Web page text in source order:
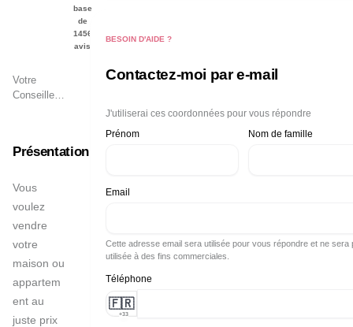
CLEMENT
base
de
1456
avis
Votre
Conseiller
Saint
Longchamp
Vallée de
La
Maurienne
Présentation
Vous
voulez
vendre
votre
maison ou
appartem
ent au
juste prix
BESOIN D'AIDE ?
Contactez-moi par e-mail
J'utiliserai ces coordonnées pour vous répondre
Prénom
Nom de famille
Email
Cette adresse email sera utilisée pour vous répondre et ne sera
utilisée à des fins commerciales.
Téléphone
🇫🇷
+33